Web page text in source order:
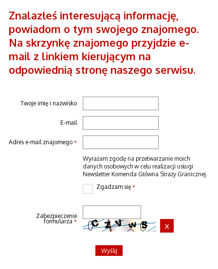
Znalazłeś interesującą informację,
powiadom o tym swojego znajomego.
Na skrzynkę znajomego przyjdzie e-
mail z linkiem kierującym na
odpowiednią stronę naszego serwisu.
Twoje imię i nazwisko
E-mail
Adres e-mail znajomego*
Wyrażam zgodę na przetwarzanie moich
danych osobowych w celu realizacji usługi
Newsletter Komenda Główna Straży Granicznej.
Zgadzam się*
Zabezpieczenie
formularza*